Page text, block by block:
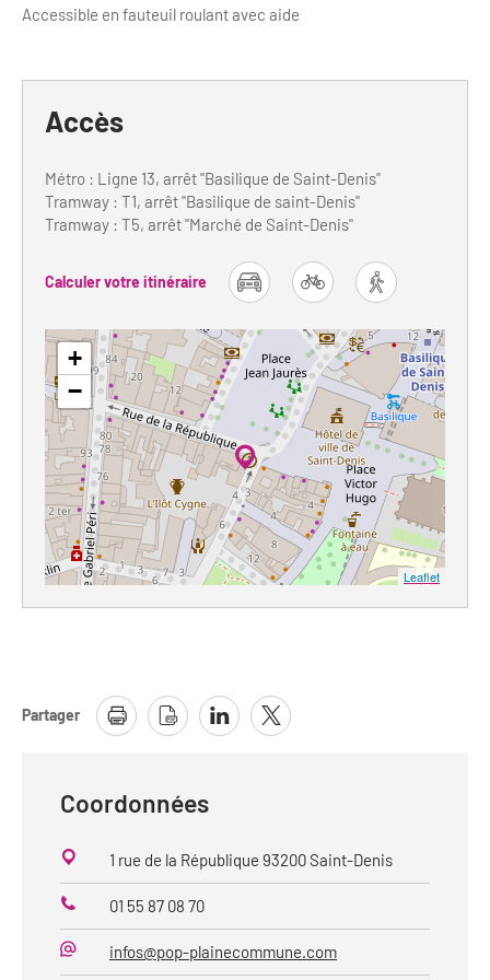
Accessible en fauteuil roulant avec aide
Accès
Métro : Ligne 13, arrêt "Basilique de Saint-Denis"
Tramway : T1, arrêt "Basilique de saint-Denis"
Tramway : T5, arrêt "Marché de Saint-Denis"
Calculer votre itinéraire
car bike foot
+
−
Leaflet
Partager
Coordonnées
1 rue de la République 93200 Saint-Denis
Téléphone
01 55 87 08 70
Mail
infos@pop-plainecommune.com